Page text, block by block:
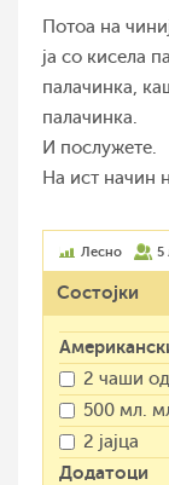
Потоа на
ја со кисела
палачинка,
палачинка.
И послужете.
На ист начин
Лесно 5
Состојки
2 чаши
500 мл.
2 јајца
Додатоци